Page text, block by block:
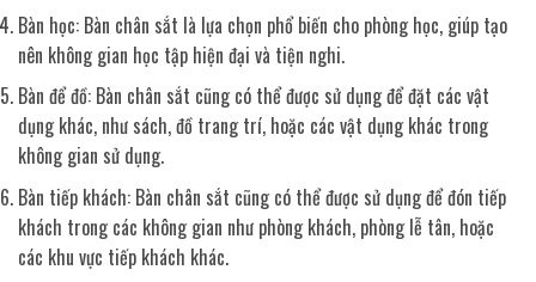
Bàn học: Bàn chân sắt là lựa chọn phổ biến cho phòng học, giúp tạo
nên không gian học tập hiện đại và tiện nghi.
Bàn để đồ: Bàn chân sắt cũng có thể được sử dụng để đặt các vật
dụng khác, như sách, đồ trang trí, hoặc các vật dụng khác trong
không gian sử dụng.
Bàn tiếp khách: Bàn chân sắt cũng có thể được sử dụng để đón tiếp
khách trong các không gian như phòng khách, phòng lễ tân, hoặc
các khu vực tiếp khách khác.